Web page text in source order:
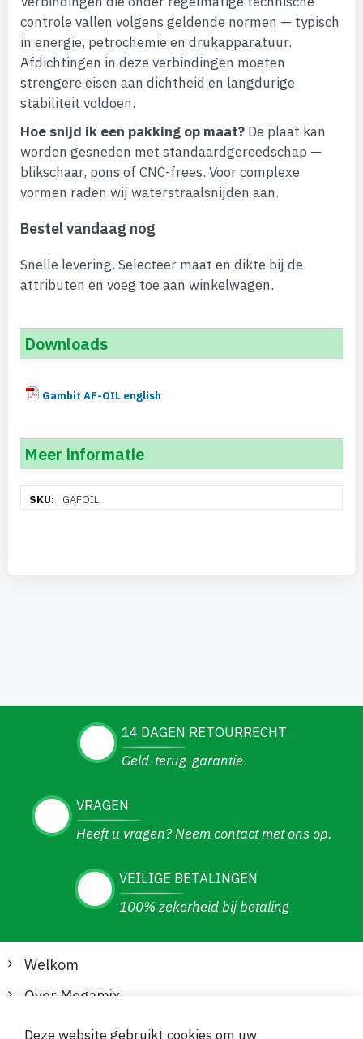
controle vallen volgens geldende normen — typisch
in energie, petrochemie en drukapparatuur.
Afdichtingen in deze verbindingen moeten
strengere eisen aan dichtheid en langdurige
stabiliteit voldoen.
Hoe snijd ik een pakking op maat? De plaat kan
worden gesneden met standaardgereedschap —
blikschaar, pons of CNC-frees. Voor complexe
vormen raden wij waterstraalsnijden aan.
Bestel vandaag nog
Snelle levering. Selecteer maat en dikte bij de
attributen en voeg toe aan winkelwagen.
Downloads
Gambit AF-OIL english
Meer informatie
informatieGAFOIL
14 DAGEN RETOURRECHT
Geld-terug-garantie
VRAGEN
Heeft u vragen? Neem contact met ons op.
VEILIGE BETALINGEN
100% zekerheid bij betaling
Welkom
Over Megamix
Informatie
Deze website gebruikt cookies om uw